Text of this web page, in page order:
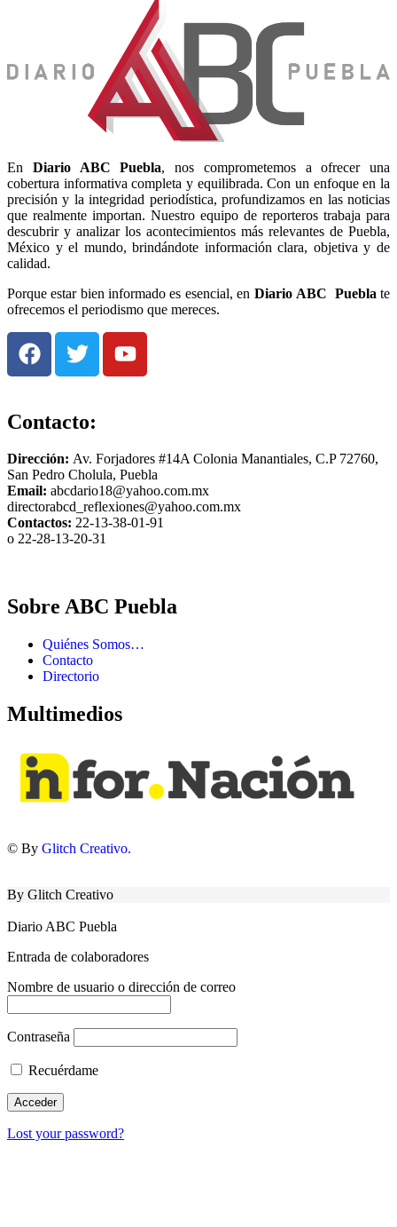
En Diario ABC Puebla, nos comprometemos a ofrecer una
cobertura informativa completa y equilibrada. Con un enfoque en la
precisión y la integridad periodística, profundizamos en las noticias
que realmente importan. Nuestro equipo de reporteros trabaja para
descubrir y analizar los acontecimientos más relevantes de Puebla,
México y el mundo, brindándote información clara, objetiva y de
calidad.
Porque estar bien informado es esencial, en Diario ABC Puebla te
ofrecemos el periodismo que mereces.
Contacto:
Dirección: Av. Forjadores #14A Colonia Manantiales, C.P 72760,
San Pedro Cholula, Puebla
Email: abcdario18@yahoo.com.mx
directorabcd_reflexiones@yahoo.com.mx
Contactos: 22-13-38-01-91
o 22-28-13-20-31
Sobre ABC Puebla
Quiénes Somos…
Contacto
Directorio
Multimedios
© By Glitch Creativo.
By Glitch Creativo
Diario ABC Puebla
Entrada de colaboradores
Nombre de usuario o dirección de correo
Contraseña
Recuérdame
Lost your password?